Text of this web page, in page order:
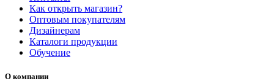
Как открыть магазин?
Оптовым покупателям
Дизайнерам
Каталоги продукции
Обучение
О компании